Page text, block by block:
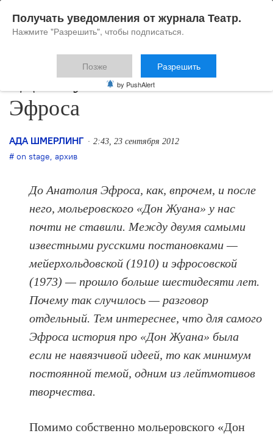
«Донжуанский список»
Эфроса
АДА ШМЕРЛИНГ 2:43, 23 сентября 2012
on stage, архив
До Анатолия Эфроса, как, впрочем, и после
него, мольеровского «Дон Жуана» у нас
почти не ставили. Между двумя самыми
известными русскими постановками —
мейерхольдовской (1910) и эфросовской
(1973) — прошло больше шестидесяти лет.
Почему так случилось — разговор
отдельный. Тем интереснее, что для самого
Эфроса история про «Дон Жуана» была
если не навязчивой идеей, то как минимум
постоянной темой, одним из лейтмотивов
творчества.
Помимо собственно мольеровского «Дон
Получать уведомления от журнала Театр.
Нажмите "Разрешить", чтобы подписаться.
Позже Разрешить
by PushAlert